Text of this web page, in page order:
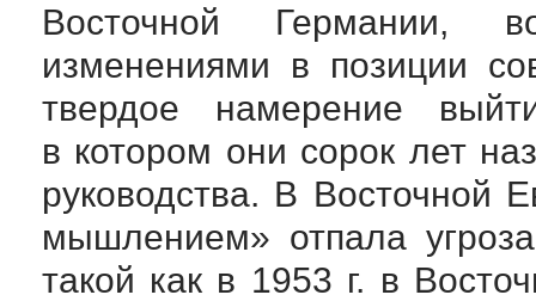
Восточной Германии,
изменениями в позиции
твердое намерение
в котором они сорок лет
руководства. В Восточной
мышлением» отпала
такой как в 1953 г. в